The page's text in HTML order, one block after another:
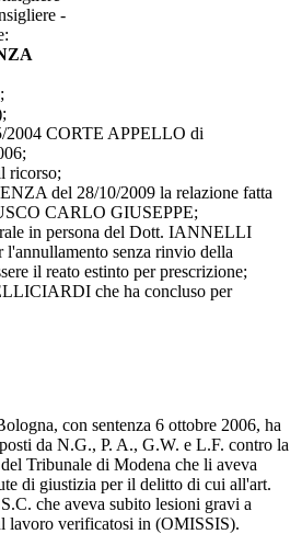
-
2004 CORTE APPELLO di
ricorso;
del 28/10/2009 la relazione fatta
CARLO GIUSEPPE;
in persona del Dott. IANNELLI
l'annullamento senza rinvio della
il reato estinto per prescrizione;
che ha concluso per
con sentenza 6 ottobre 2006, ha
da N.G., P. A., G.W. e L.F. contro la
Tribunale di Modena che li aveva
di giustizia per il delitto di cui all'art.
che aveva subito lesioni gravi a
lavoro verificatosi in (OMISSIS).